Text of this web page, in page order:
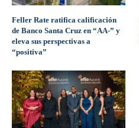
Feller Rate ratifica calificación
de Banco Santa Cruz en “AA-” y
eleva sus perspectivas a
“positiva”